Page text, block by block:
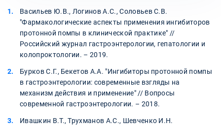
Васильев Ю.В., Логинов А.С., Соловьев С.В.
"Фармакологические аспекты применения ингибиторов
протонной помпы в клинической практике" //
Российский журнал гастроэнтерологии, гепатологии и
колопроктологии. – 2019.
Бурков С.Г., Бекетов А.А. "Ингибиторы протонной помпы
в гастроэнтерологии: современные взгляды на
механизм действия и применение" // Вопросы
современной гастроэнтерологии. – 2018.
Ивашкин В.Т., Трухманов А.С., Шевченко И.Н.